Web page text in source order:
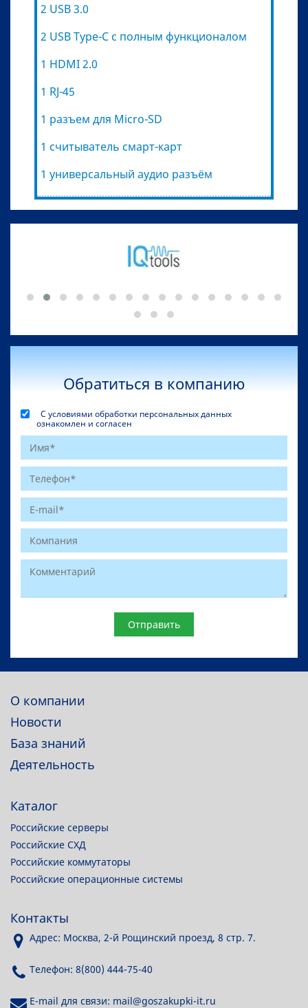
2 USB 3.0
2 USB Type-C с полным функционалом
1 HDMI 2.0
1 RJ-45
1 разъем для Micro-SD
1 считыватель смарт-карт
1 универсальный аудио разъём
Обратиться в компанию
С условиями обработки персональных данных
ознакомлен и согласен
О компании
Новости
База знаний
Деятельность
Каталог
Российские серверы
Российские СХД
Российские коммутаторы
Российские операционные системы
Контакты
Адрес: Москва, 2-й Рощинский проезд, 8 стр. 7.
Телефон: 8(800) 444-75-40
E-mail для связи: mail@goszakupki-it.ru